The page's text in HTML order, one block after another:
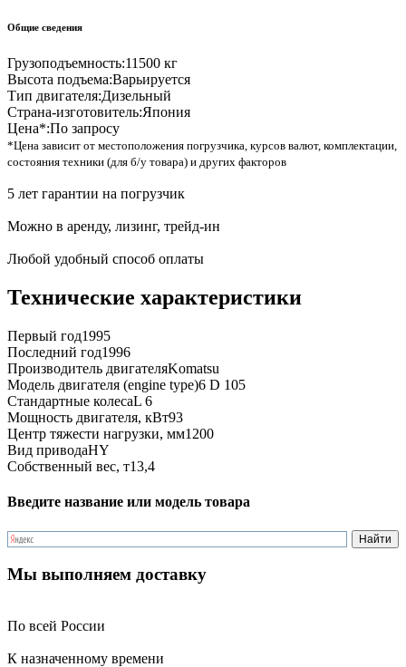
Общие сведения
Грузоподъемность:11500 кг
Высота подъема:Варьируется
Тип двигателя:Дизельный
Страна-изготовитель:Япония
Цена*:По запросу
*Цена зависит от местоположения погрузчика, курсов валют, комплектации,
состояния техники (для б/у товара) и других факторов
5 лет гарантии на погрузчик
Можно в аренду, лизинг, трейд-ин
Любой удобный способ оплаты
Технические характеристики
Первый год1995
Последний год1996
Производитель двигателяKomatsu
Модель двигателя (engine type)6 D 105
Стандартные колесаL 6
Мощность двигателя, кВт93
Центр тяжести нагрузки, мм1200
Вид приводаHY
Собственный вес, т13,4
Введите название или модель товара
Мы выполняем доставку
По всей России
К назначенному времени